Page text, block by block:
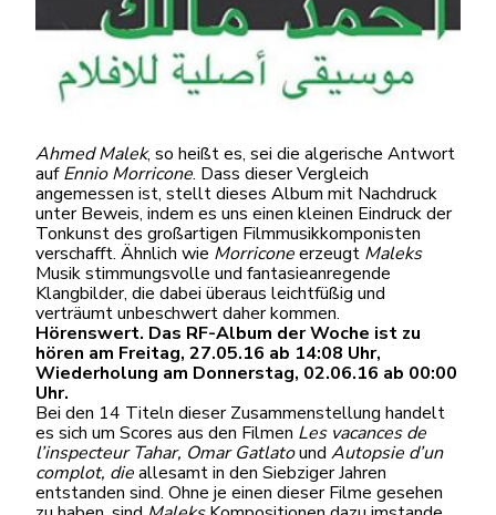
Ahmed Malek, so heißt es, sei die algerische Antwort
aufEnnio Morricone. Dass dieser Vergleich
angemessen ist, stellt dieses Album mit Nachdruck
unter Beweis, indem es uns einen kleinen Eindruck der
Tonkunst des großartigen Filmmusikkomponisten
verschafft. Ähnlich wie Morriconeerzeugt Maleks
Musik stimmungsvolle und fantasieanregende
Klangbilder, die dabei überaus leichtfüßig und
verträumt unbeschwert daher kommen.
Hörenswert. Das RF-Album der Woche ist zu
hören am Freitag, 27.05.16 ab 14:08 Uhr,
Wiederholung am Donnerstag, 02.06.16 ab 00:00
Uhr.
Bei den 14 Titeln dieser Zusammenstellung handelt
es sich um Scores aus den Filmen Les vacances de
l’inspecteur Tahar, Omar Gatlatound Autopsie d’un
complot, dieallesamt in den Siebziger Jahren
entstanden sind. Ohne je einen dieser Filme gesehen